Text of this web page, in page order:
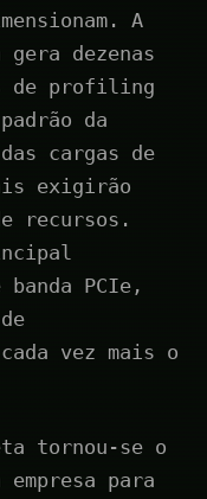
A
gera dezenas
de profiling
da
cargas de
exigirão
recursos.
PCIe,
cada vez mais o
tornou-se o
para